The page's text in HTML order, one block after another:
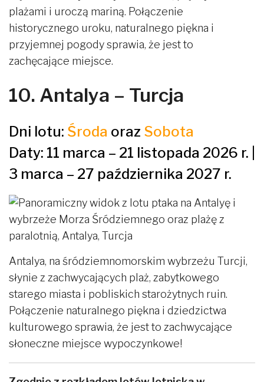
plażami i uroczą mariną. Połączenie
historycznego uroku, naturalnego piękna i
przyjemnej pogody sprawia, że jest to
zachęcające miejsce.
10. Antalya – Turcja
Dni lotu: Środa oraz Sobota
Daty: 11 marca – 21 listopada 2026 r. |
3 marca – 27 października 2027 r.
Antalya, na śródziemnomorskim wybrzeżu Turcji,
słynie z zachwycających plaż, zabytkowego
starego miasta i pobliskich starożytnych ruin.
Połączenie naturalnego piękna i dziedzictwa
kulturowego sprawia, że jest to zachwycające
słoneczne miejsce wypoczynkowe!